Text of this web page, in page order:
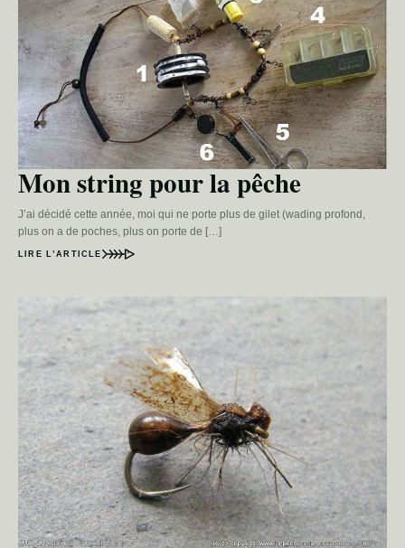
Mon string pour la pêche
J’ai décidé cette année, moi qui ne porte plus de gilet (wading profond,
plus on a de poches, plus on porte de […]
LIRE L’ARTICLE